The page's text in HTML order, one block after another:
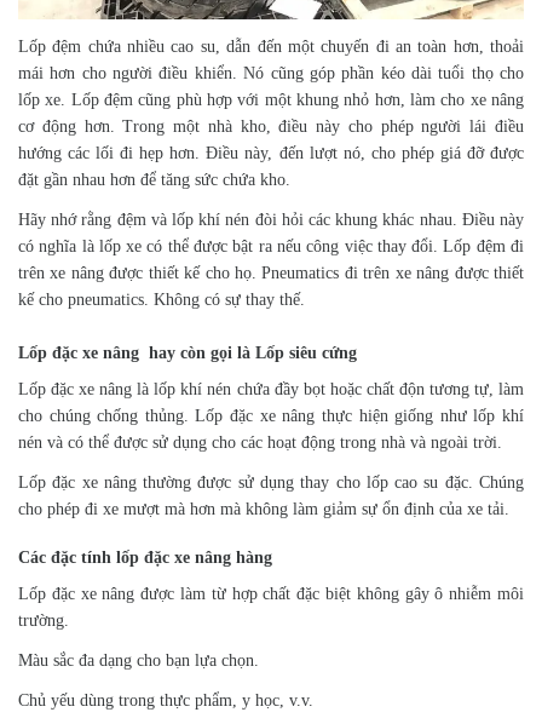
Lốp đệm chứa nhiều cao su, dẫn đến một chuyến đi an toàn hơn, thoải
mái hơn cho người điều khiển. Nó cũng góp phần kéo dài tuổi thọ cho
lốp xe. Lốp đệm cũng phù hợp với một khung nhỏ hơn, làm cho xe nâng
cơ động hơn. Trong một nhà kho, điều này cho phép người lái điều
hướng các lối đi hẹp hơn. Điều này, đến lượt nó, cho phép giá đỡ được
đặt gần nhau hơn để tăng sức chứa kho.
Hãy nhớ rằng đệm và lốp khí nén đòi hỏi các khung khác nhau. Điều này
có nghĩa là lốp xe có thể được bật ra nếu công việc thay đổi. Lốp đệm đi
trên xe nâng được thiết kế cho họ. Pneumatics đi trên xe nâng được thiết
kế cho pneumatics. Không có sự thay thế.
Lốp đặc xe nâng hay còn gọi là Lốp siêu cứng
Lốp đặc xe nâng là lốp khí nén chứa đầy bọt hoặc chất độn tương tự, làm
cho chúng chống thủng. Lốp đặc xe nâng thực hiện giống như lốp khí
nén và có thể được sử dụng cho các hoạt động trong nhà và ngoài trời.
Lốp đặc xe nâng thường được sử dụng thay cho lốp cao su đặc. Chúng
cho phép đi xe mượt mà hơn mà không làm giảm sự ổn định của xe tải.
Các đặc tính lốp đặc xe nâng hàng
Lốp đặc xe nâng được làm từ hợp chất đặc biệt không gây ô nhiễm môi
trường.
Màu sắc đa dạng cho bạn lựa chọn.
Chủ yếu dùng trong thực phẩm, y học, v.v.